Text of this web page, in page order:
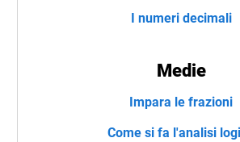
I numeri decimali
Medie
Impara le frazioni
Come si fa l'analisi